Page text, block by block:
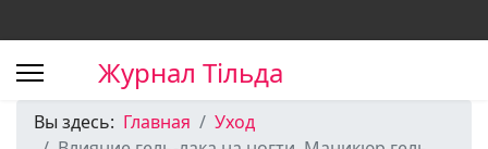
Журнал Тільда
Вы здесь: Главная
Уход